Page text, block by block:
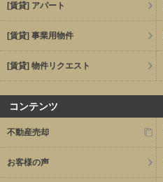
[賃貸] アパート
[賃貸] 事業用物件
[賃貸] 物件リクエスト
コンテンツ
不動産売却
お客様の声